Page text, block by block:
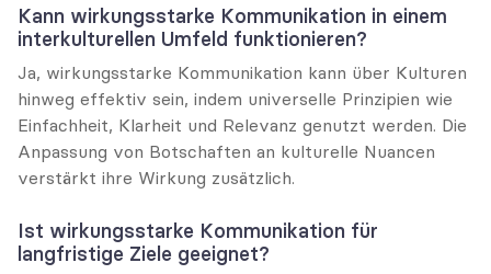
Kann wirkungsstarke Kommunikation in einem
interkulturellen Umfeld funktionieren?
Ja, wirkungsstarke Kommunikation kann über Kulturen
hinweg effektiv sein, indem universelle Prinzipien wie
Einfachheit, Klarheit und Relevanz genutzt werden. Die
Anpassung von Botschaften an kulturelle Nuancen
verstärkt ihre Wirkung zusätzlich.
Ist wirkungsstarke Kommunikation für
langfristige Ziele geeignet?